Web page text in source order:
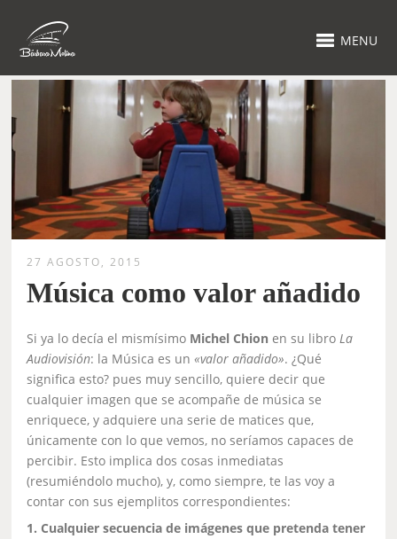
MENU
27 AGOSTO, 2015
Música como valor añadido
Si ya lo decía el mismísimo Michel Chion en su libro La
Audiovisión: la Música es un«valor añadido». ¿Qué
significa esto? pues muy sencillo, quiere decir que
cualquier imagen que se acompañe de música se
enriquece, y adquiere una serie de matices que,
únicamente con lo que vemos, no seríamos capaces de
percibir. Esto implica dos cosas inmediatas
(resumiéndolo mucho), y, como siempre, te las voy a
contar con sus ejemplitos correspondientes:
1. Cualquier secuencia de imágenes que pretenda tener